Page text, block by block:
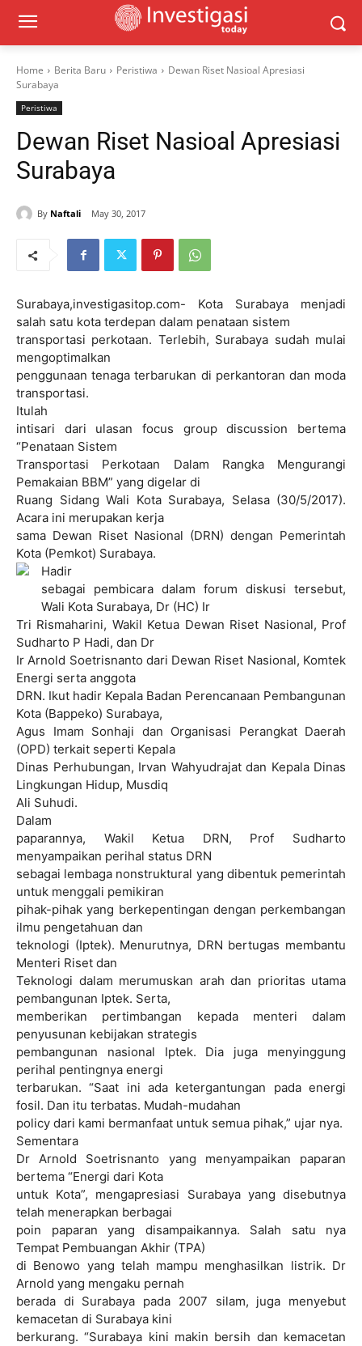
Home Berita Baru Peristiwa
Dewan Riset Nasioal Apresiasi
Surabaya
Peristiwa
Dewan Riset Nasioal Apresiasi
Surabaya
By Naftali May 30, 2017
Surabaya,investigasitop.com- Kota Surabaya menjadi
salah satu kota terdepan dalam penataan sistem
transportasi perkotaan. Terlebih, Surabaya sudah mulai
mengoptimalkan
penggunaan tenaga terbarukan di perkantoran dan moda
transportasi.
Itulah
intisari dari ulasan focus group discussion bertema
“Penataan Sistem
Transportasi Perkotaan Dalam Rangka Mengurangi
Pemakaian BBM” yang digelar di
Ruang Sidang Wali Kota Surabaya, Selasa (30/5/2017).
Acara ini merupakan kerja
sama Dewan Riset Nasional (DRN) dengan Pemerintah
Kota (Pemkot) Surabaya.
Hadir
sebagai pembicara dalam forum diskusi tersebut,
Wali Kota Surabaya, Dr (HC) Ir
Tri Rismaharini, Wakil Ketua Dewan Riset Nasional, Prof
Sudharto P Hadi, dan Dr
Ir Arnold Soetrisnanto dari Dewan Riset Nasional, Komtek
Energi serta anggota
DRN. Ikut hadir Kepala Badan Perencanaan Pembangunan
Kota (Bappeko) Surabaya,
Agus Imam Sonhaji dan Organisasi Perangkat Daerah
(OPD) terkait seperti Kepala
Dinas Perhubungan, Irvan Wahyudrajat dan Kepala Dinas
Lingkungan Hidup, Musdiq
Ali Suhudi.
Dalam
paparannya, Wakil Ketua DRN, Prof Sudharto
menyampaikan perihal status DRN
sebagai lembaga nonstruktural yang dibentuk pemerintah
untuk menggali pemikiran
pihak-pihak yang berkepentingan dengan perkembangan
ilmu pengetahuan dan
teknologi (Iptek). Menurutnya, DRN bertugas membantu
Menteri Riset dan
Teknologi dalam merumuskan arah dan prioritas utama
pembangunan Iptek. Serta,
memberikan pertimbangan kepada menteri dalam
penyusunan kebijakan strategis
pembangunan nasional Iptek. Dia juga menyinggung
perihal pentingnya energi
terbarukan. “Saat ini ada ketergantungan pada energi
fosil. Dan itu terbatas. Mudah-mudahan
policy dari kami bermanfaat untuk semua pihak,” ujar nya.
Sementara
Dr Arnold Soetrisnanto yang menyampaikan paparan
bertema “Energi dari Kota
untuk Kota”, mengapresiasi Surabaya yang disebutnya
telah menerapkan berbagai
poin paparan yang disampaikannya. Salah satu nya
Tempat Pembuangan Akhir (TPA)
di Benowo yang telah mampu menghasilkan listrik. Dr
Arnold yang mengaku pernah
berada di Surabaya pada 2007 silam, juga menyebut
kemacetan di Surabaya kini
berkurang. “Surabaya kini makin bersih dan kemacetan